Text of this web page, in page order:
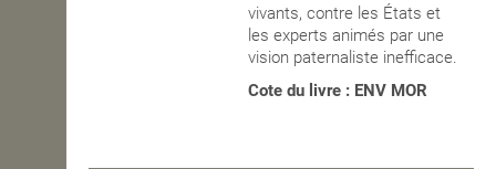
vivants, contre les États et
les experts animés par une
vision paternaliste inefficace.
Cote du livre : ENV MOR